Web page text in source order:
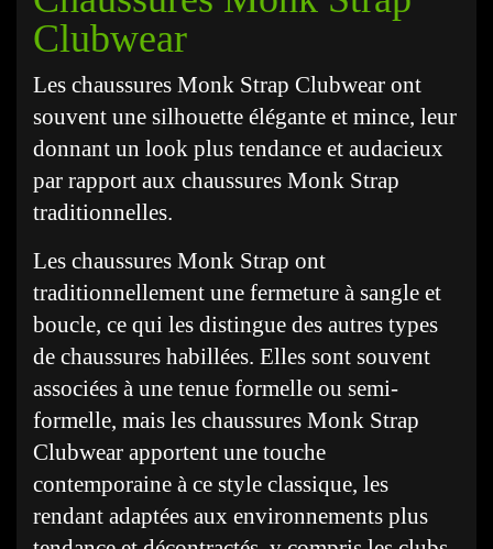
Clubwear
Les chaussures Monk Strap Clubwear ont
souvent une silhouette élégante et mince, leur
donnant un look plus tendance et audacieux
par rapport aux chaussures Monk Strap
traditionnelles.
Les chaussures Monk Strap ont
traditionnellement une fermeture à sangle et
boucle, ce qui les distingue des autres types
de chaussures habillées. Elles sont souvent
associées à une tenue formelle ou semi-
formelle, mais les chaussures Monk Strap
Clubwear apportent une touche
contemporaine à ce style classique, les
rendant adaptées aux environnements plus